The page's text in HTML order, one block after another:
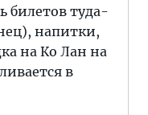
билетов туда-
напитки,
на Ко Лан на
в